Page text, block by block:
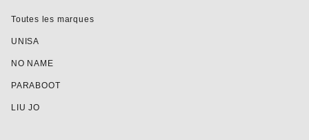
Toutes les marques
UNISA
NO NAME
PARABOOT
LIU JO